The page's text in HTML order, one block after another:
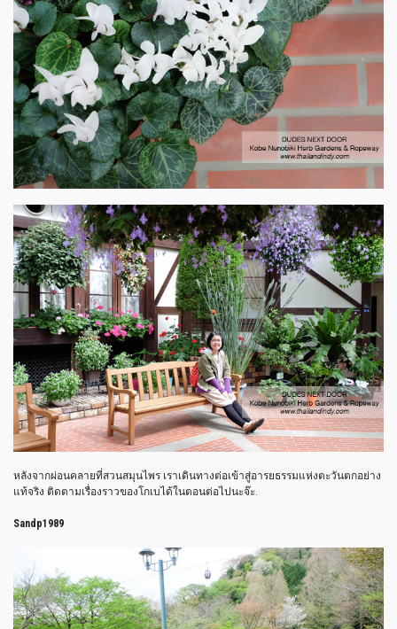
หลังจากผ่อนคลายที่สวนสมุนไพร เราเดินทางต่อเข้าสู่อารยธรรมแห่งตะวันตกอย่าง
แท้จริง ติดตามเรื่องราวของโกเบได้ในตอนต่อไปนะจ๊ะ.
Sandp1989